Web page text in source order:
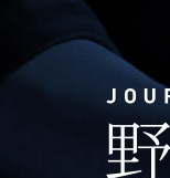
content